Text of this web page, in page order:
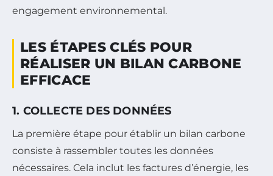
engagement environnemental.
LES ÉTAPES CLÉS POUR
RÉALISER UN BILAN CARBONE
EFFICACE
1. COLLECTE DES DONNÉES
La première étape pour établir un bilan carbone
consiste à rassembler toutes les données
nécessaires. Cela inclut les factures d’énergie, les